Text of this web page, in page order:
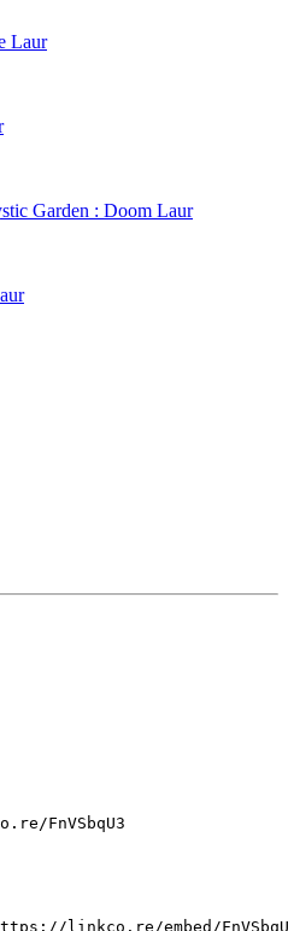
Laur
Garden : Doom Laur
FnVSbqU3
linkco.re/embed/